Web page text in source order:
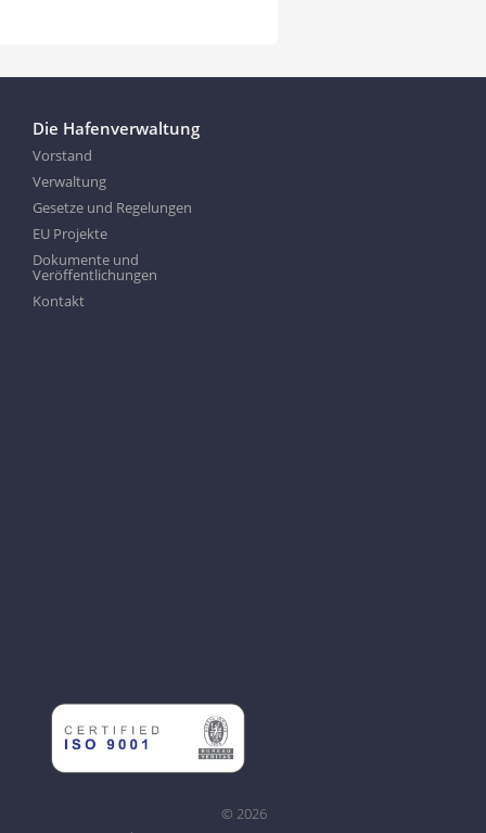
Die Hafenverwaltung
Vorstand
Verwaltung
Gesetze und Regelungen
EU Projekte
Dokumente und
Veröffentlichungen
Kontakt
© 2026